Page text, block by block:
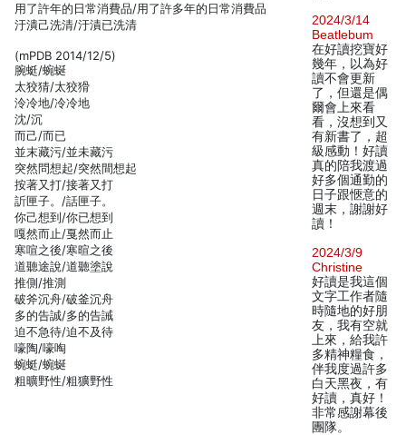
用了許年的日常消費品/用了許多年的日常消費品
汙潰己洗清/汙漬已洗清
(mPDB 2014/12/5)
腕蜓/蜿蜒
太狡猜/太狡猾
泠冷地/冷冷地
沈/沉
而己/而已
並末藏污/並未藏污
突然問想起/突然間想起
按著又打/接著又打
訢匣子。/話匣子。
你己想到/你已想到
嘎然而止/戛然而止
寒喧之後/寒暄之後
道聽途說/道聽塗說
推側/推測
破斧沉舟/破釜沉舟
多的告誠/多的告誡
迫不急待/迫不及待
嚎陶/嚎啕
蜿蜓/蜿蜒
粗曠野性/粗獷野性
2024/3/14
Beatlebum
在好讀挖寶好
幾年，以為好
讀不會更新
了，但還是偶
爾會上來看
看，沒想到又
有新書了，超
級感動！好讀
真的陪我渡過
好多個通勤的
日子跟愜意的
週末，謝謝好
讀！
2024/3/9
Christine
好讀是我這個
文字工作者隨
時隨地的好朋
友，我有空就
上來，給我許
多精神糧食，
伴我度過許多
白天黑夜，有
好讀，真好！
非常感謝幕後
團隊。